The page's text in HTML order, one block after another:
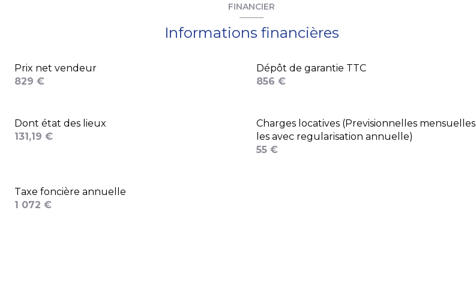
FINANCIER
Informations financières
Prix net vendeur
829 €
Dont état des lieux
131,19 €
Dépôt de garantie TTC
856 €
Charges locatives (Previsionnelles mensuelles
les avec regularisation annuelle)
55 €
Taxe foncière annuelle
1 072 €